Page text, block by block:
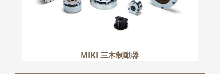
MIKI 三木制動器